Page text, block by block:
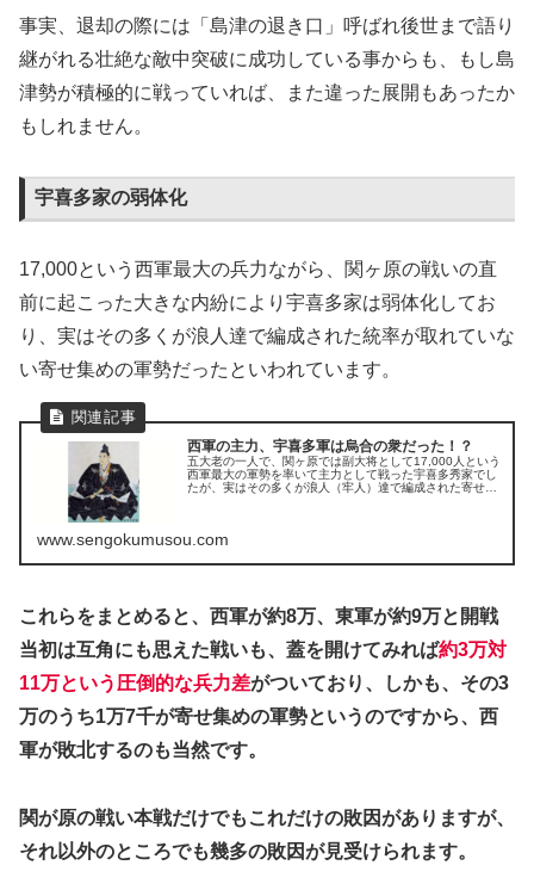
事実、退却の際には「島津の退き口」呼ばれ後世まで語り
継がれる壮絶な敵中突破に成功している事からも、もし島
津勢が積極的に戦っていれば、また違った展開もあったか
もしれません。
宇喜多家の弱体化
17,000という西軍最大の兵力ながら、関ヶ原の戦いの直
前に起こった大きな内紛により宇喜多家は弱体化してお
り、実はその多くが浪人達で編成された統率が取れていな
い寄せ集めの軍勢だったといわれています。
西軍の主力、宇喜多軍は烏合の衆だった！？
五大老の一人で、関ヶ原では副大将として17,000人という
西軍最大の軍勢を率いて主力として戦った宇喜多秀家でし
たが、実はその多くが浪人（牢人）達で編成された寄せ集
www.sengokumusou.com
これらをまとめると、西軍が約8万、東軍が約9万と開戦
当初は互角にも思えた戦いも、蓋を開けてみれば約3万対
11万という圧倒的な兵力差がついており、しかも、その3
万のうち1万7千が寄せ集めの軍勢というのですから、西
軍が敗北するのも当然です。
関が原の戦い本戦だけでもこれだけの敗因がありますが、
それ以外のところでも幾多の敗因が見受けられます。